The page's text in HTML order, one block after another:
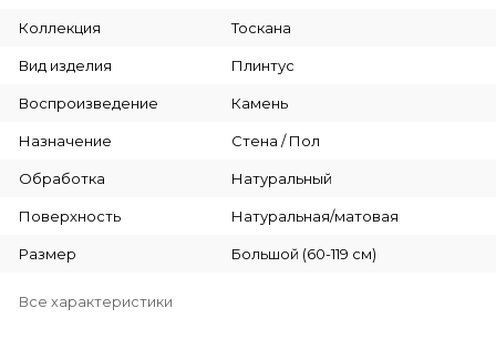
Коллекция Тоскана
Вид изделия Плинтус
Воспроизведение Камень
Назначение Стена / Пол
Обработка Натуральный
Поверхность Натуральная/матовая
Размер Большой (60-119 см)
Все характеристики